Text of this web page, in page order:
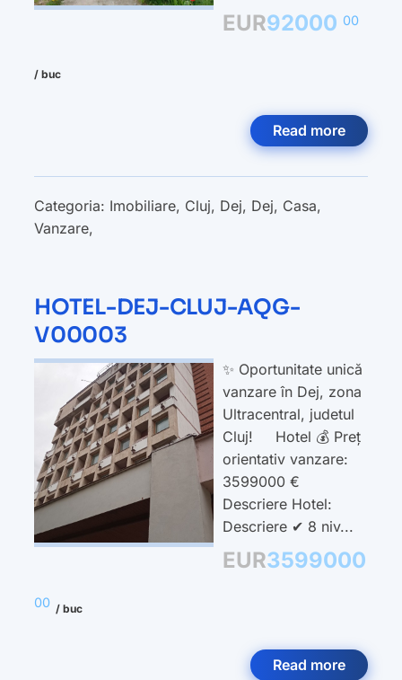
EUR92000 00
/ buc
Read more
Categoria: Imobiliare, Cluj, Dej, Dej, Casa,
Vanzare,
HOTEL-DEJ-CLUJ-AQG-
V00003
✨ Oportunitate unică
vanzare în Dej, zona
Ultracentral, judetul
Cluj! Hotel 💰 Preț
orientativ vanzare:
3599000 €
Descriere Hotel:
Descriere ✔ 8 niv...
EUR3599000
00 / buc
Read more